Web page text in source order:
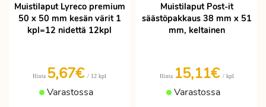
Muistilaput Lyreco premium
50 x 50 mm kesän värit 1
kpl=12 nidettä 12kpl
Hinta 5,67€ / 12 kpl
Varastossa
Muistilaput Post-it
säästöpakkaus 38 mm x 51
mm, keltainen
Hinta 15,11€ / kpl
Varastossa